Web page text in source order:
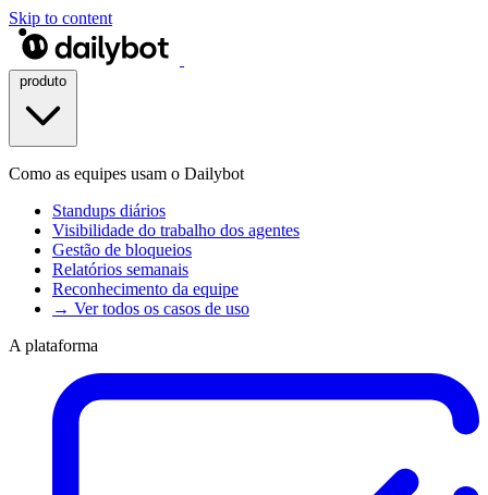
Skip to content
Como as equipes usam o Dailybot
Standups diários
Visibilidade do trabalho dos agentes
Gestão de bloqueios
Relatórios semanais
Reconhecimento da equipe
→ Ver todos os casos de uso
A plataforma